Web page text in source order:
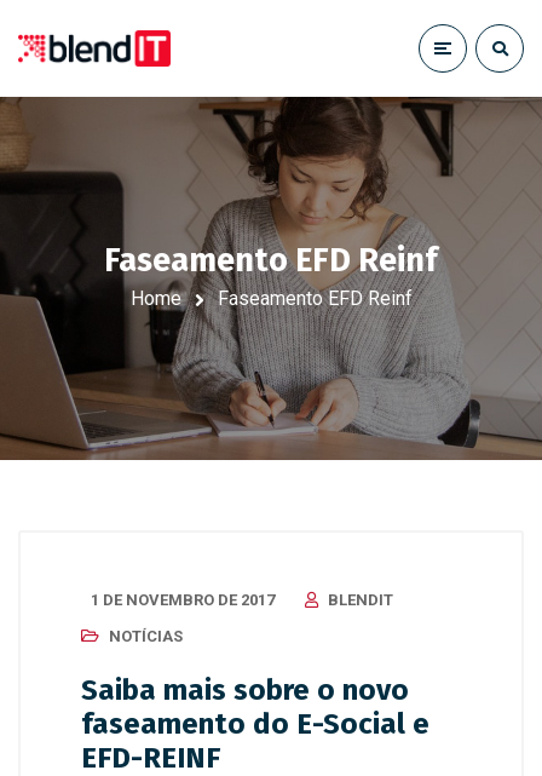
Faseamento EFD Reinf
Home Faseamento EFD Reinf
1 DE NOVEMBRO DE 2017
BLENDIT
NOTÍCIAS
Saiba mais sobre o novo
faseamento do E-Social e
EFD-REINF